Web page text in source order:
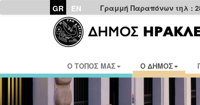
GR EN Γραμμή Παραπόνων τηλ :
Ο ΤΟΠΟΣ ΜΑΣ Ο ΔΗΜΟΣ